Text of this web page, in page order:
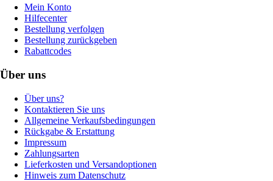
Mein Konto
Hilfecenter
Bestellung verfolgen
Bestellung zurückgeben
Rabattcodes
Über uns
Über uns?
Kontaktieren Sie uns
Allgemeine Verkaufsbedingungen
Rückgabe & Erstattung
Impressum
Zahlungsarten
Lieferkosten und Versandoptionen
Hinweis zum Datenschutz